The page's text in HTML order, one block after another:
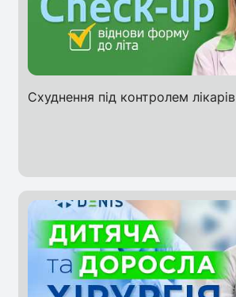
Схуднення під контролем лікарів